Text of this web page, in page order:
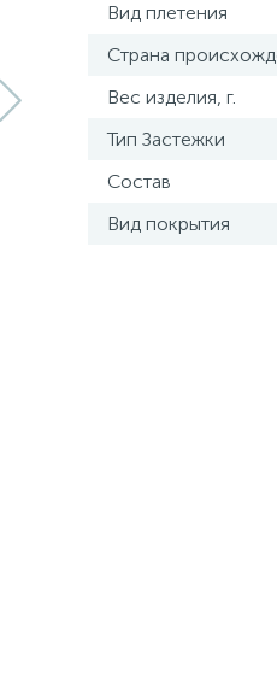
Вид плетения
Страна
Вес изделия, г.
Тип Застежки
Состав
Вид покрытия